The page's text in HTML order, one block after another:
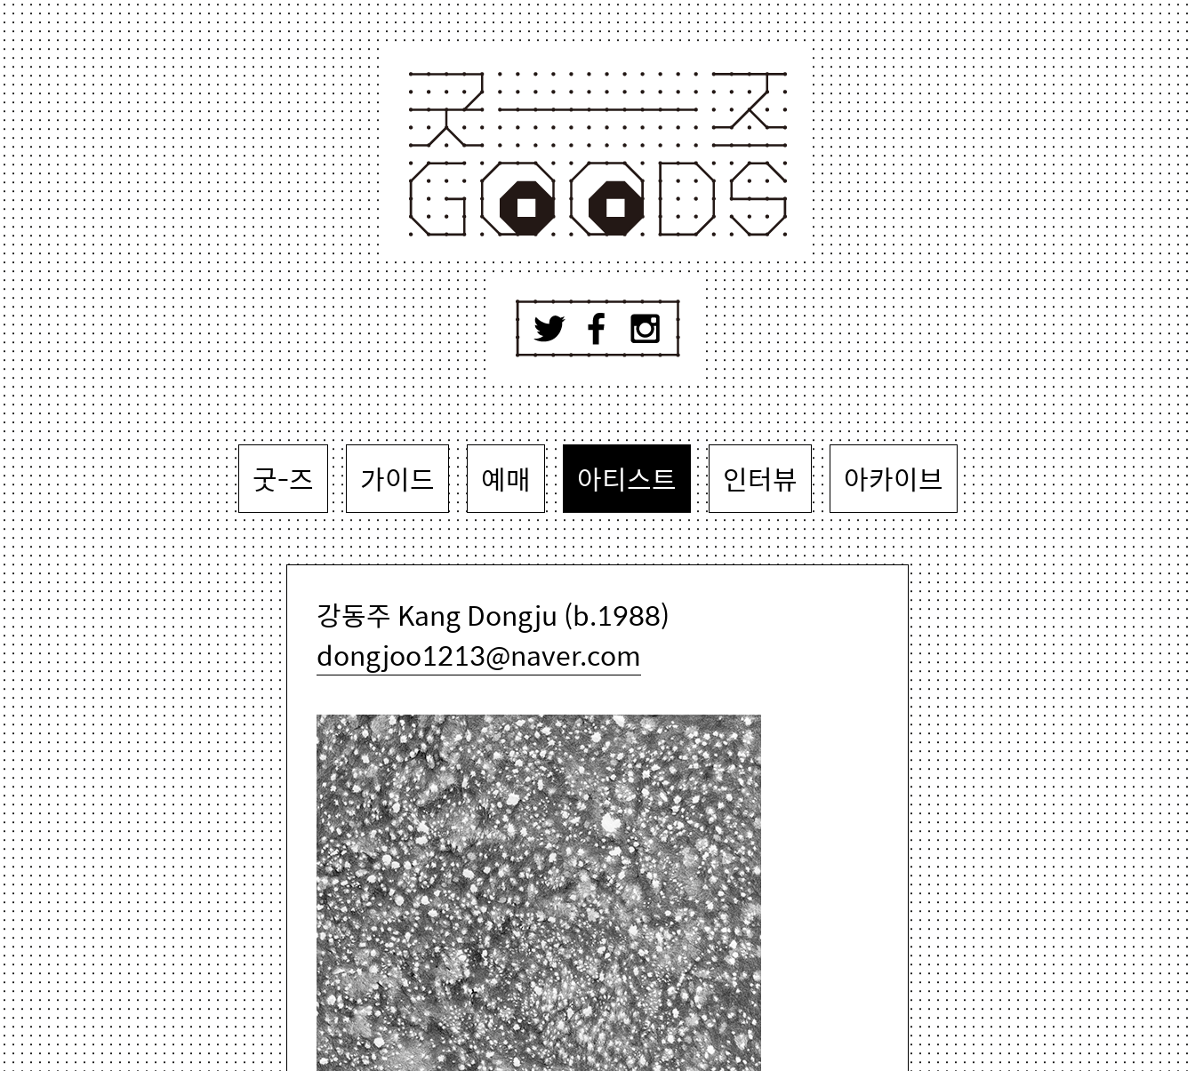
굿-즈 가이드 예매 아티스트 인터뷰 아카이브
강동주 Kang Dongju (b.1988)
dongjoo1213@naver.com